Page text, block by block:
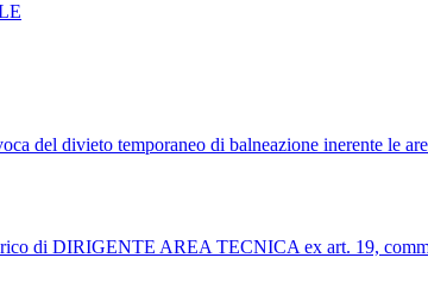
divieto temporaneo di balneazione inerente le
di DIRIGENTE AREA TECNICA ex art. 19,